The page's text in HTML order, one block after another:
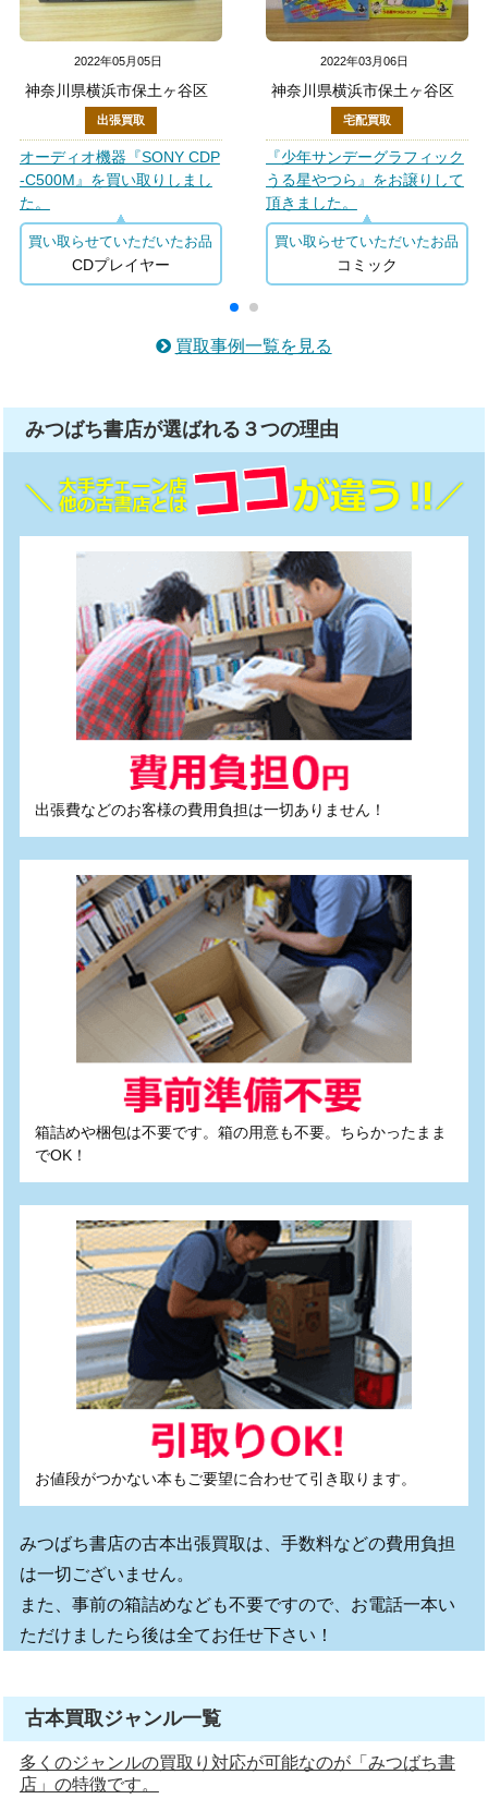
2022年05月05日
神奈川県横浜市保土ヶ谷区
出張買取
オーディオ機器『SONY CDP
-C500M』を買い取りしまし
た。
買い取らせていただいたお品
CDプレイヤー
2022年03月06日
神奈川県横浜市保土ヶ谷区
宅配買取
『少年サンデーグラフィック
うる星やつら』をお譲りして
頂きました。
買い取らせていただいたお品
コミック
買取事例一覧を見る
みつばち書店が選ばれる ３つの理由
出張費などのお客様の費用負担は一切ありません！
箱詰めや梱包は不要です。箱の用意も不要。ちらかったまま
でOK！
お値段がつかない本もご要望に合わせて引き取ります。
みつばち書店の古本出張買取は、手数料などの費用負担
は一切ございません。
また、事前の箱詰めなども不要ですので、お電話一本い
ただけましたら後は全てお任せ下さい！
古本買取ジャンル一覧
多くのジャンルの買取り対応が可能なのが「みつばち書
店」の特徴です。